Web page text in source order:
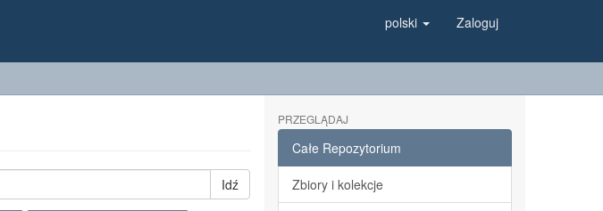
polski Zaloguj
Idź
PRZEGLĄDAJ
Całe Repozytorium
Zbiory i kolekcje